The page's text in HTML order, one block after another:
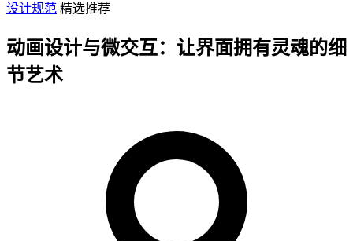
设计规范 精选推荐
动画设计与微交互：让界面拥有灵魂的细
节艺术